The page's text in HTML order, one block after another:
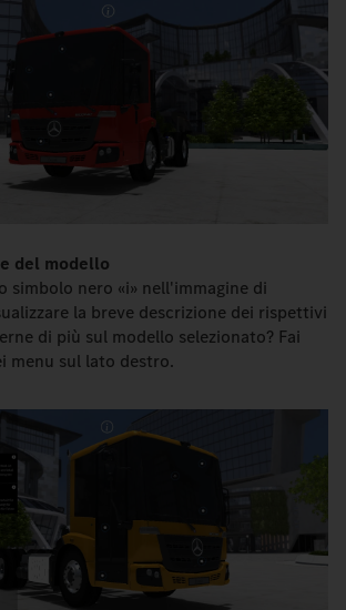
del modello
simbolo nero «i» nell'immagine di
la breve descrizione dei rispettivi
di più sul modello selezionato? Fai
menu sul lato destro.